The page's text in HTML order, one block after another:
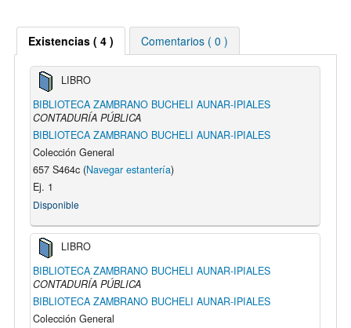
Existencias ( 4 ) Comentarios ( 0 )
LIBRO
BIBLIOTECA ZAMBRANO BUCHELI AUNAR-IPIALES
CONTADURÍA PÚBLICA
BIBLIOTECA ZAMBRANO BUCHELI AUNAR-IPIALES
Colección General
657 S464c (Navegar estantería)
Ej. 1
Disponible
LIBRO
BIBLIOTECA ZAMBRANO BUCHELI AUNAR-IPIALES
CONTADURÍA PÚBLICA
BIBLIOTECA ZAMBRANO BUCHELI AUNAR-IPIALES
Colección General